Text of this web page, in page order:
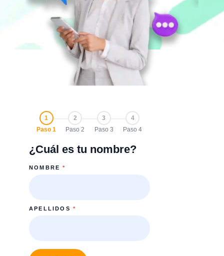
1
Paso 1
2
Paso 2
3
Paso 3
4
Paso 4
¿Cuál es tu nombre?
NOMBRE*
APELLIDOS *